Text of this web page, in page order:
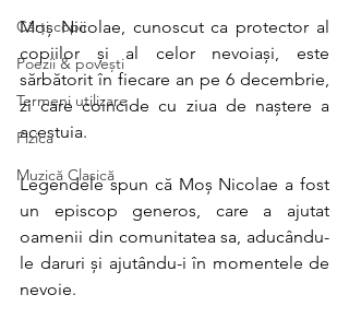
Cărți copii
Poezii & povești
Termeni utilizare
Fizica
Muzică Clasică
Moș Nicolae, cunoscut ca protector al
copiilor și al celor nevoiași, este
sărbătorit în fiecare an pe 6 decembrie,
zi care coincide cu ziua de naștere a
acestuia.
Legendele spun că Moș Nicolae a fost
un episcop generos, care a ajutat
oamenii din comunitatea sa, aducându-
le daruri și ajutându-i în momentele de
nevoie.